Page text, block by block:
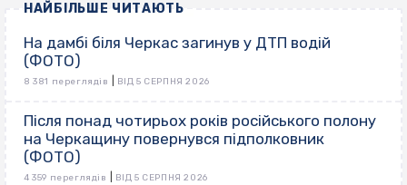
НАЙБІЛЬШЕ ЧИТАЮТЬ
На дамбі біля Черкас загинув у ДТП водій
(ФОТО)
8 381 переглядів ВІД 5 СЕРПНЯ 2026
Після понад чотирьох років російського полону
на Черкащину повернувся підполковник
(ФОТО)
4 359 переглядів ВІД 5 СЕРПНЯ 2026